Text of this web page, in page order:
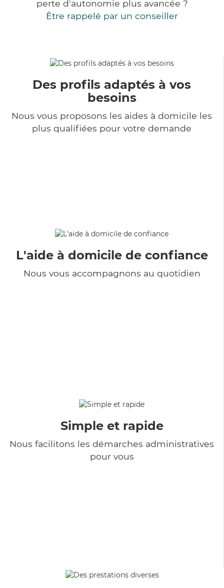
perte d'autonomie plus avancée ?
Être rappelé par un conseiller
Des profils adaptés à vos
besoins
Nous vous proposons les aides à domicile les
plus qualifiées pour votre demande
L'aide à domicile de confiance
Nous vous accompagnons au quotidien
Simple et rapide
Nous facilitons les démarches administratives
pour vous